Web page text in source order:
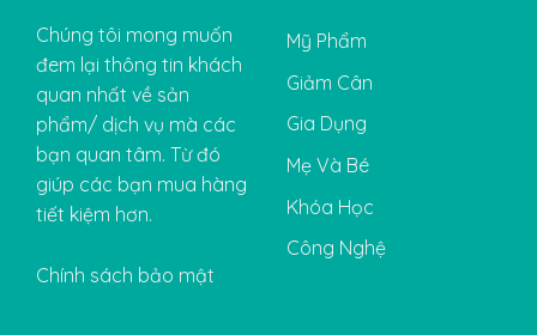
Chúng tôi mong muốn
đem lại thông tin khách
quan nhất về sản
phẩm/ dịch vụ mà các
bạn quan tâm. Từ đó
giúp các bạn mua hàng
tiết kiệm hơn.
Chính sách bảo mật
Mỹ Phẩm
Giảm Cân
Gia Dụng
Mẹ Và Bé
Khóa Học
Công Nghệ